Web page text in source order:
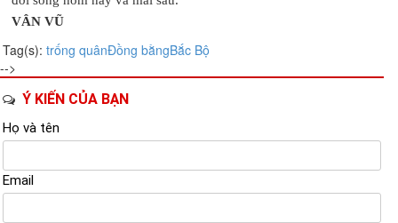
VÂN VŨ
Tag(s): trống quânĐồng bằngBắc Bộ
-->
Ý KIẾN CỦA BẠN
Họ và tên
Email